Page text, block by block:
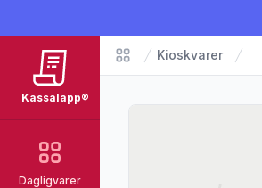
Kassalapp®
Dagligvarer
Matvarer
Kioskvarer